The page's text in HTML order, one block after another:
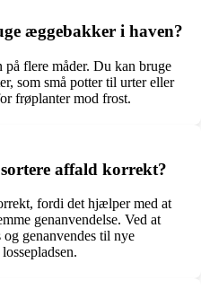
æggebakker i haven?
flere måder. Du kan bruge
som små potter til urter eller
frøplanter mod frost.
affald korrekt?
fordi det hjælper med at
genanvendelse. Ved at
genanvendes til nye